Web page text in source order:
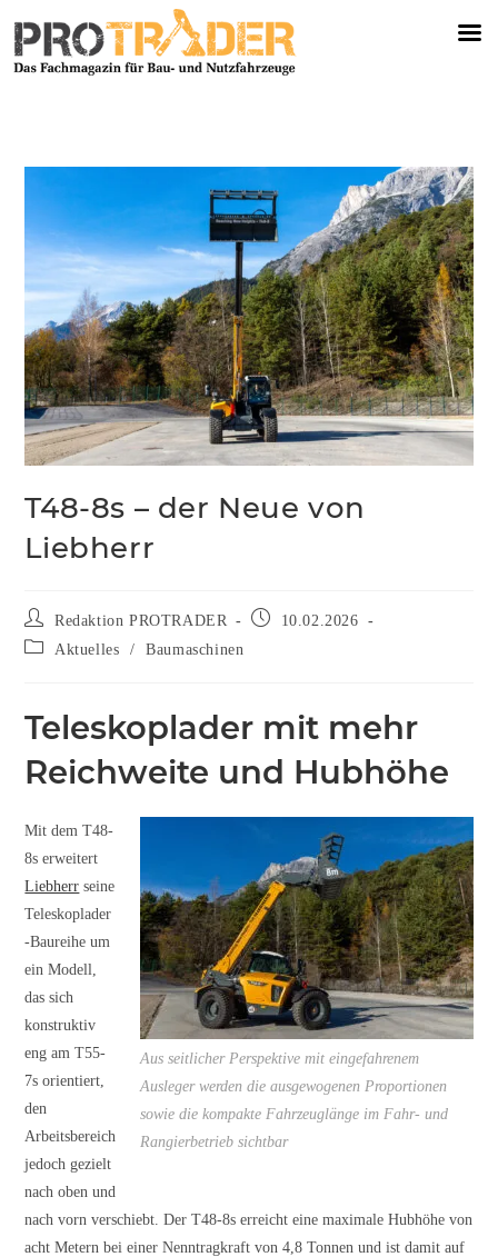
T48-8s – der Neue von
Liebherr
Redaktion PROTRADER
10.02.2026
Aktuelles
/ Baumaschinen
Teleskoplader mit mehr
Reichweite und Hubhöhe
Aus seitlicher Perspektive mit eingefahrenem
Ausleger werden die ausgewogenen Proportionen
sowie die kompakte Fahrzeuglänge im Fahr- und
Rangierbetrieb sichtbar
Mit dem T48-
8s erweitert
Liebherr seine
Teleskoplader
-Baureihe um
ein Modell,
das sich
konstruktiv
eng am T55-
7s orientiert,
den
Arbeitsbereich
jedoch gezielt
nach oben und
nach vorn verschiebt. Der T48-8s erreicht eine maximale Hubhöhe von
acht Metern bei einer Nenntragkraft von 4,8 Tonnen und ist damit auf